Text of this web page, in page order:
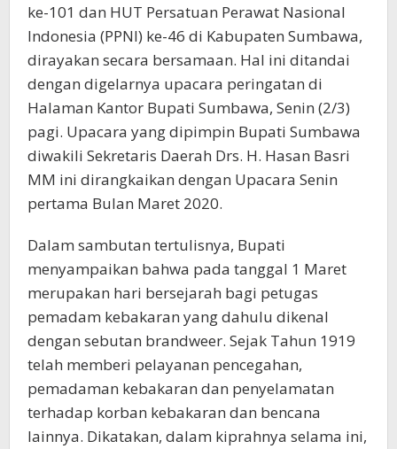
ke-101 dan HUT Persatuan Perawat Nasional
Indonesia (PPNI) ke-46 di Kabupaten Sumbawa,
dirayakan secara bersamaan. Hal ini ditandai
dengan digelarnya upacara peringatan di
Halaman Kantor Bupati Sumbawa, Senin (2/3)
pagi. Upacara yang dipimpin Bupati Sumbawa
diwakili Sekretaris Daerah Drs. H. Hasan Basri
MM ini dirangkaikan dengan Upacara Senin
pertama Bulan Maret 2020.
Dalam sambutan tertulisnya, Bupati
menyampaikan bahwa pada tanggal 1 Maret
merupakan hari bersejarah bagi petugas
pemadam kebakaran yang dahulu dikenal
dengan sebutan brandweer. Sejak Tahun 1919
telah memberi pelayanan pencegahan,
pemadaman kebakaran dan penyelamatan
terhadap korban kebakaran dan bencana
lainnya. Dikatakan, dalam kiprahnya selama ini,